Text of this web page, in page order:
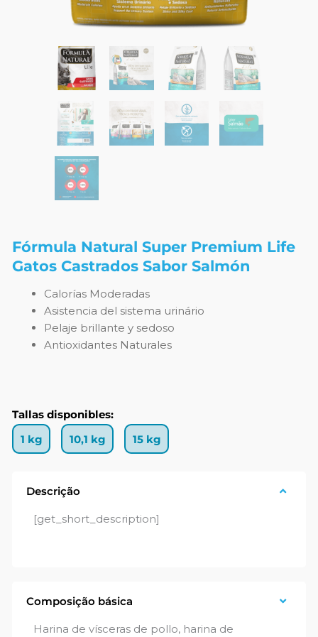
Fórmula Natural Super Premium Life
Gatos Castrados Sabor Salmón
Calorías Moderadas
Asistencia del sistema urinário
Pelaje brillante y sedoso
Antioxidantes Naturales
Tallas disponibles:
1 kg
10,1 kg 15 kg
Descrição
[get_short_description]
Composição básica
Harina de vísceras de pollo, harina de